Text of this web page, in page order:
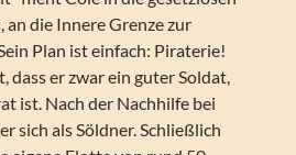
an die Innere Grenze zur
Plan ist einfach: Piraterie!
dass er zwar ein guter Soldat,
ist. Nach der Nachhilfe bei
sich als Söldner. Schließlich